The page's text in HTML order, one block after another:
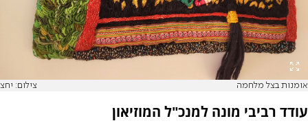
אומנות בצל מלחמה צילום: יחצ
עודד רביבי מונה למנכ"ל המוזיאון